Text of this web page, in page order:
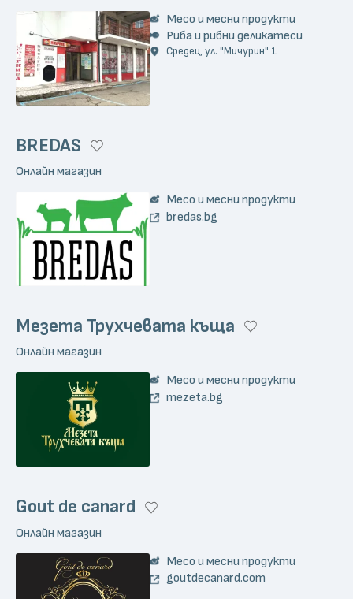
Месо и месни продукти
Риба и рибни деликатеси
Средец, ул. "Мичурин" 1
BREDAS
Онлайн магазин
Месо и месни продукти
bredas.bg
Мезета Трухчевата къща
Онлайн магазин
Месо и месни продукти
mezeta.bg
Gout de canard
Онлайн магазин
Месо и месни продукти
goutdecanard.com